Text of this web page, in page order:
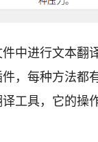
中进行文本翻
，每种方法都
工具，它的操